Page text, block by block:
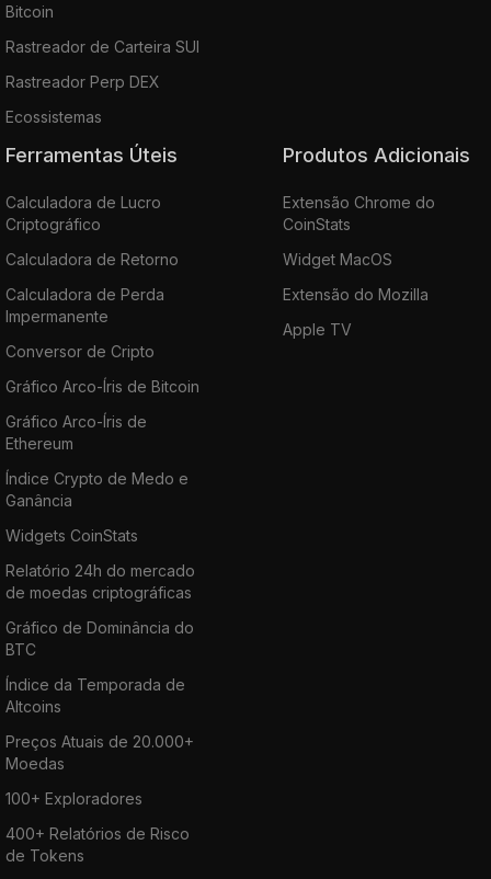
Bitcoin
Rastreador de Carteira SUI
Rastreador Perp DEX
Ecossistemas
Ferramentas Úteis
Calculadora de Lucro
Criptográfico
Calculadora de Retorno
Calculadora de Perda
Impermanente
Conversor de Cripto
Gráfico Arco-Íris de Bitcoin
Gráfico Arco-Íris de
Ethereum
Índice Crypto de Medo e
Ganância
Widgets CoinStats
Relatório 24h do mercado
de moedas criptográficas
Gráfico de Dominância do
BTC
Índice da Temporada de
Altcoins
Preços Atuais de 20.000+
Moedas
100+ Exploradores
400+ Relatórios de Risco
de Tokens
Produtos Adicionais
Extensão Chrome do
CoinStats
Widget MacOS
Extensão do Mozilla
Apple TV